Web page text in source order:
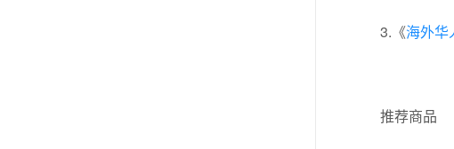
3.《海外华
推荐商品